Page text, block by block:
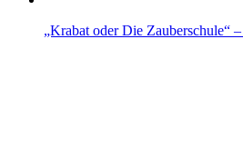
„Krabat oder Die Zauberschule“